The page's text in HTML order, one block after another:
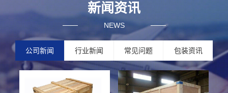
新闻资讯
NEWS
公司新闻 行业新闻 常见问题 包装资讯